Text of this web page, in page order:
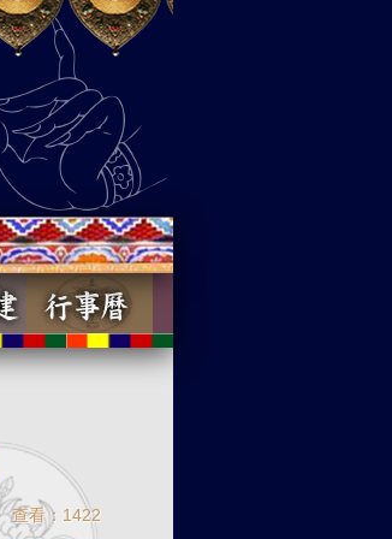
查看：1422